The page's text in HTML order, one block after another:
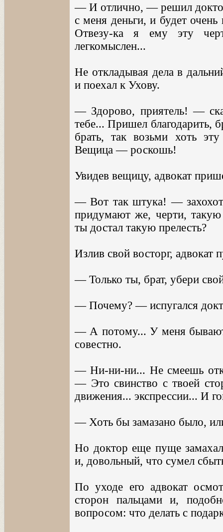
— И отлично, — решил
с меня деньги, и будет
Отвезу-ка я ему эту
легкомыслен...
Не откладывая дела в
и поехал к Ухову.
— Здорово, приятель! —
тебе... Пришел благодарить,
брать, так возьми хоть
Вещица — роскошь!
Увидев вещицу, адвокат
— Вот так штука! —
придумают же, черти,
ты достал такую прелесть?
Излив свой восторг, адвокат
— Только ты, брат, убери
— Почему? — испугался
— А потому... У меня бывают
совестно.
— Ни-ни-ни... Не смеешь
— Это свинство с твоей
движения... экспрессии... И
— Хоть бы замазано было,
Но доктор еще пуще
и, довольный, что сумел
По уходе его адвокат
сторон пальцами и,
вопросом: что делать с